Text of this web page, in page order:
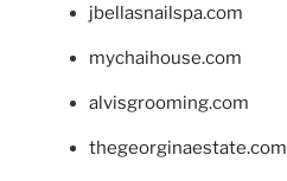
jbellasnailspa.com
mychaihouse.com
alvisgrooming.com
thegeorginaestate.com